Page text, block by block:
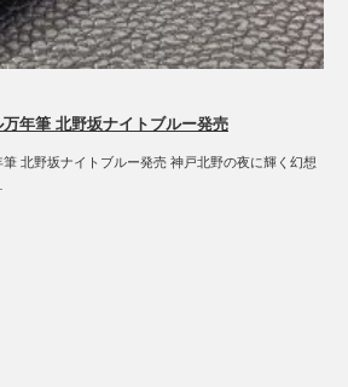
年筆 北野坂ナイトブルー発売
北野坂ナイトブルー発売 神戸北野の夜に輝く幻想